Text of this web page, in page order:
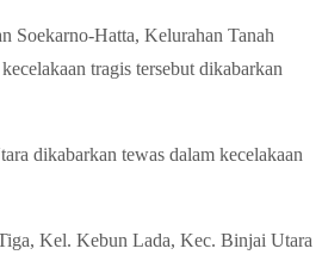
Soekarno-Hatta, Kelurahan Tanah
tragis tersebut dikabarkan
dikabarkan tewas dalam kecelakaan
Kel. Kebun Lada, Kec. Binjai Utara